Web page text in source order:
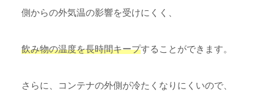
側からの外気温の影響を受けにくく、
飲み物の温度を長時間キープすることができます。
さらに、コンテナの外側が冷たくなりにくいので、